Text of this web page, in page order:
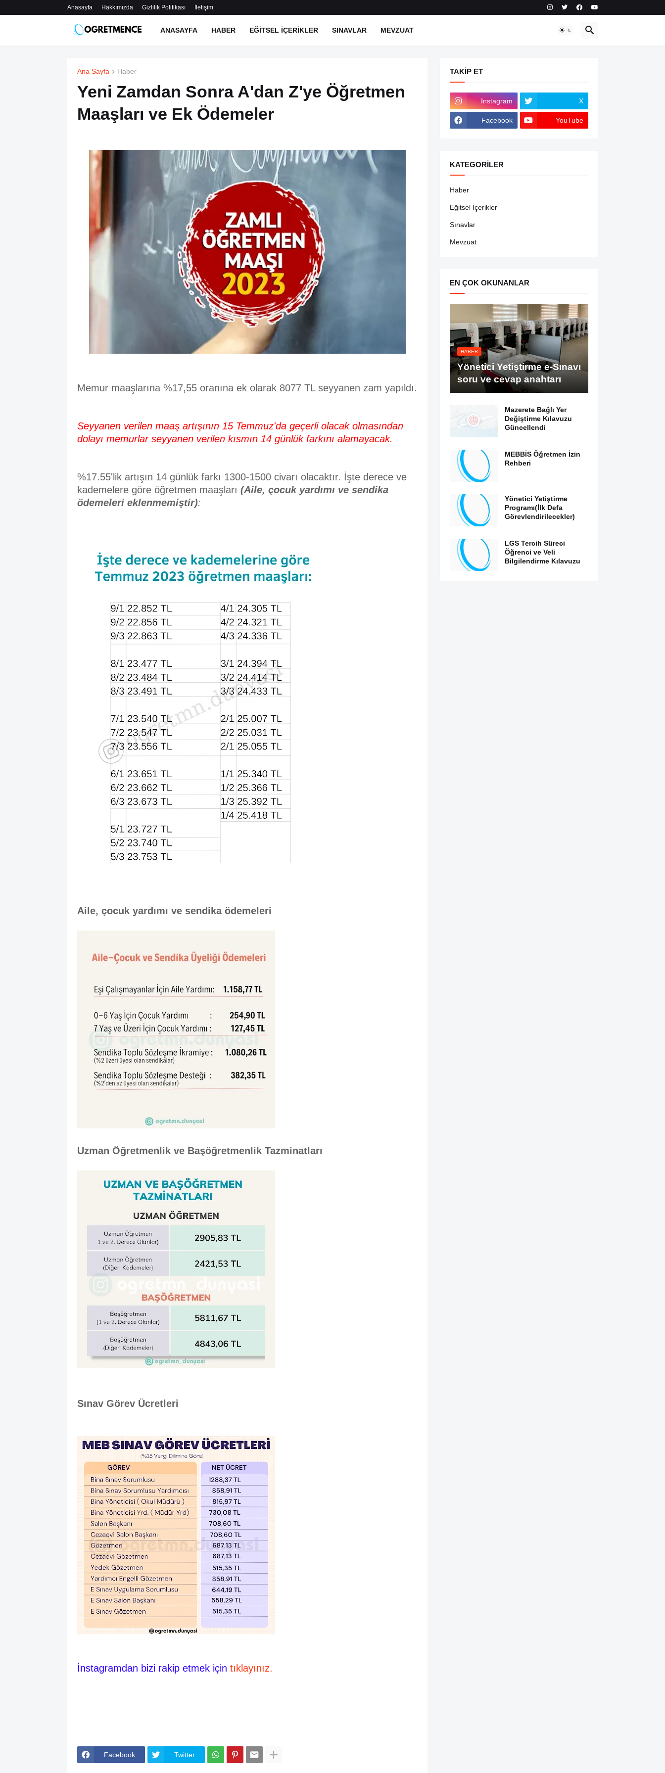
Anasayfa Hakkımızda Gizlilik Politikası İletişim
ANASAYFA HABER EĞITSEL İÇERIKLER SINAVLAR MEVZUAT
Ana Sayfa Haber
Yeni Zamdan Sonra A'dan Z'ye Öğretmen
Maaşları ve Ek Ödemeler
Memur maaşlarına %17,55 oranına ek olarak 8077 TL seyyanen zam yapıldı.
Seyyanen verilen maaş artışının 15 Temmuz'da geçerli olacak olmasından
dolayı memurlar seyyanen verilen kısmın 14 günlük farkını alamayacak.
%17.55'lik artışın 14 günlük farkı 1300-1500 civarı olacaktır. İşte derece ve
kademelere göre öğretmen maaşları (Aile, çocuk yardımı ve sendika
ödemeleri eklenmemiştir):
Aile, çocuk yardımı ve sendika ödemeleri
Uzman Öğretmenlik ve Başöğretmenlik Tazminatları
Sınav Görev Ücretleri
İnstagramdan bizi rakip etmek için tıklayınız.
Facebook Twitter
TAKIP ET
Instagram X
Facebook YouTube
KATEGORILER
Haber
Eğitsel İçerikler
Sınavlar
Mevzuat
EN ÇOK OKUNANLAR
HABER
Yönetici Yetiştirme e-Sınavı
soru ve cevap anahtarı
Mazerete Bağlı Yer
Değiştirme Kılavuzu
Güncellendi
MEBBİS Öğretmen İzin
Rehberi
Yönetici Yetiştirme
Programı(İlk Defa
Görevlendirilecekler)
LGS Tercih Süreci
Öğrenci ve Veli
Bilgilendirme Kılavuzu